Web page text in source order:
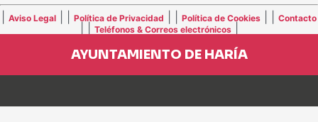
Aviso Legal Política de Privacidad Política de Cookies Contacto
Teléfonos & Correos electrónicos|
AYUNTAMIENTO DE HARÍA